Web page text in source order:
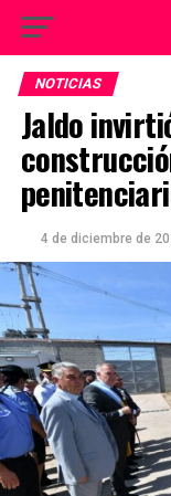
NOTICIAS
Jaldo
4 de diciembre de